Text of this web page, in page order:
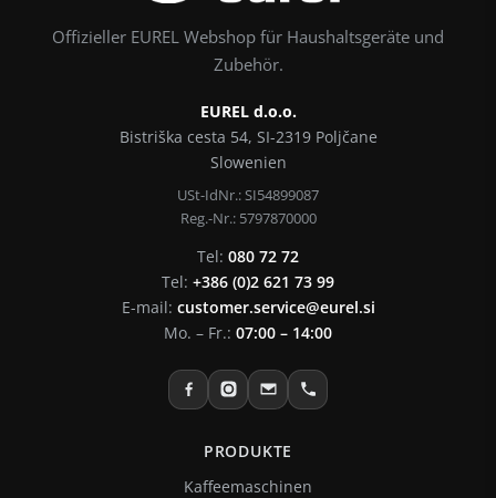
Offizieller EUREL Webshop für Haushaltsgeräte und
Zubehör.
EUREL d.o.o.
Bistriška cesta 54, SI-2319 Poljčane
Slowenien
USt-IdNr.: SI54899087
Reg.-Nr.: 5797870000
Tel: 080 72 72
Tel: +386 (0)2 621 73 99
E-mail: customer.service@eurel.si
Mo. – Fr.: 07:00 – 14:00
PRODUKTE
Kaffeemaschinen